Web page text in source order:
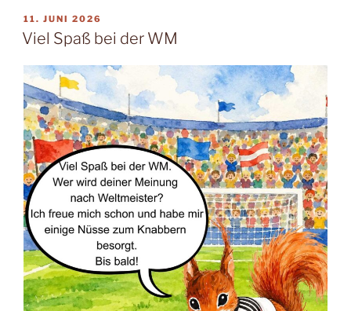
VERÖFFENTLICHT
AM
11. JUNI 2026
Viel Spaß bei der WM